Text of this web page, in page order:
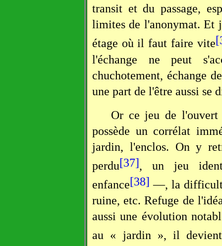
transit et du passage,
limites de l'anonymat. Et
étage où il faut faire vite
l'échange ne peut
chuchotement, échange
une part de l'être aussi se
Or ce jeu de
possède un corrélat
jardin, l'enclos. On y
perdu[37], un jeu
enfance[38] —, la
ruine, etc. Refuge de
aussi une évolution
au « jardin », il